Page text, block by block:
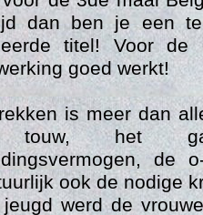
dan ben je een
titel! Voor
goed werkt!
is meer dan
touw, het
de
ook de nodige
werd de